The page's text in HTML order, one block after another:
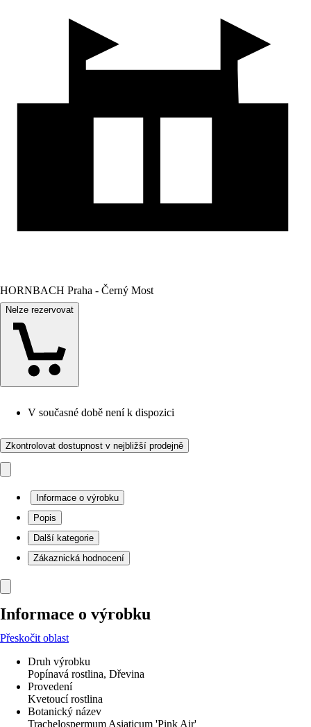
HORNBACH Praha - Černý Most
Nelze rezervovat
V současné době není k dispozici
Zkontrolovat dostupnost v nejbližší prodejně
Informace o výrobku
Popis
Další kategorie
Zákaznická hodnocení
Informace o výrobku
Přeskočit oblast
Druh výrobku
Popínavá rostlina, Dřevina
Provedení
Kvetoucí rostlina
Botanický název
Trachelospermum Asiaticum 'Pink Air'